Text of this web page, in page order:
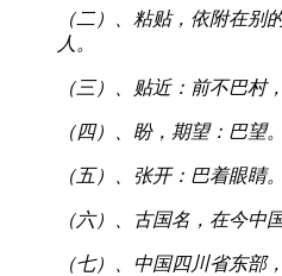
（二）、粘贴，依附在别
人。
（三）、贴近：前不巴村
（四）、盼，期望：巴望。
（五）、张开：巴着眼睛。
（六）、古国名，在今中
（七）、中国四川省东部